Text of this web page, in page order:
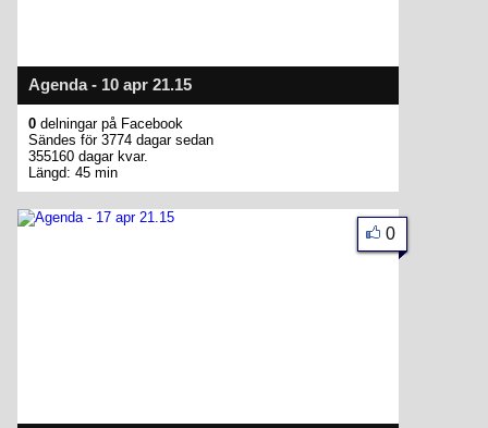
Agenda - 10 apr 21.15
0 delningar på Facebook
Sändes för 3774 dagar sedan
355160 dagar kvar.
Längd: 45 min
0